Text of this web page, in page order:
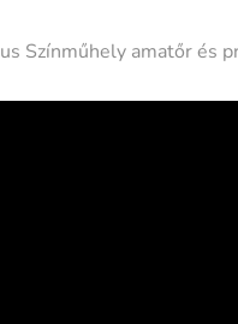
Színműhely amatőr és